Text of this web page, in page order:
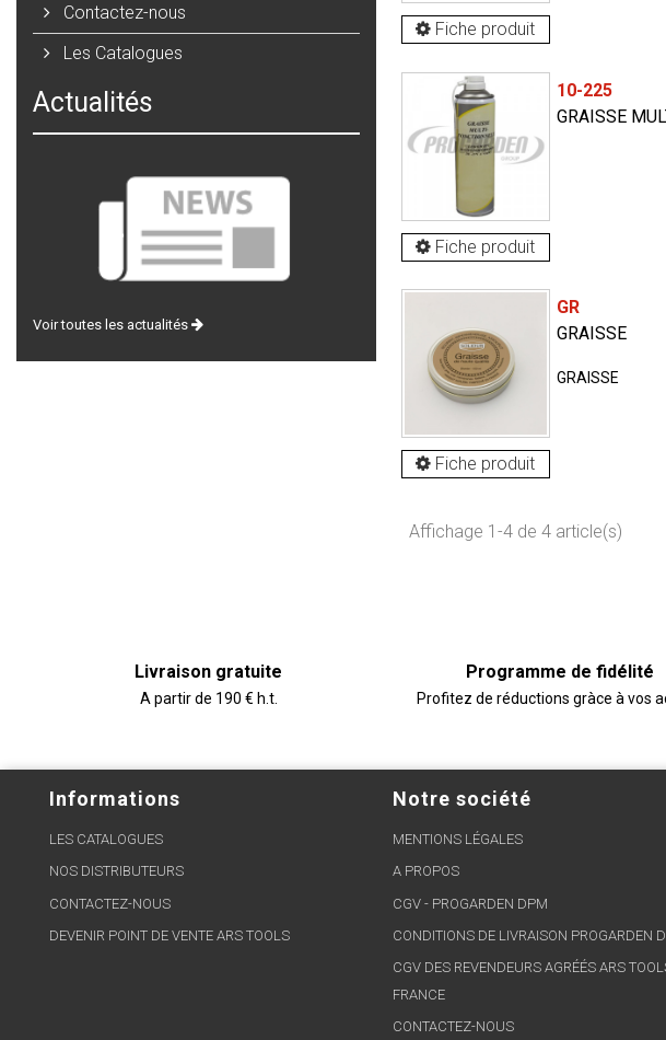
Contactez-nous
Les Catalogues
Actualités
Voir toutes les actualités
Fiche produit
Fiche produit
10-225
GRAISSE
Fiche produit
GR
GRAISSE
GRAISSE
Affichage 1-4 de 4 article(s)
Livraison gratuite
A partir de 190 € h.t.
Programme de fidélité
Profitez de réductions gràce à vos
Informations
LES CATALOGUES
NOS DISTRIBUTEURS
CONTACTEZ-NOUS
DEVENIR POINT DE VENTE ARS TOOLS
Notre société
MENTIONS LÉGALES
A PROPOS
CGV - PROGARDEN DPM
CONDITIONS DE LIVRAISON PROGARDEN
CGV DES REVENDEURS AGRÉÉS ARS
FRANCE
CONTACTEZ-NOUS